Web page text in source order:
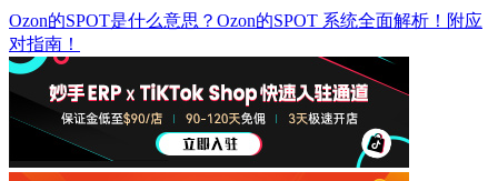
Ozon的SPOT是什么意思？Ozon的SPOT 系统全面解析！附应
对指南！